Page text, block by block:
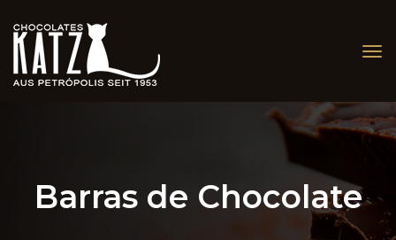
Barras de Chocolate